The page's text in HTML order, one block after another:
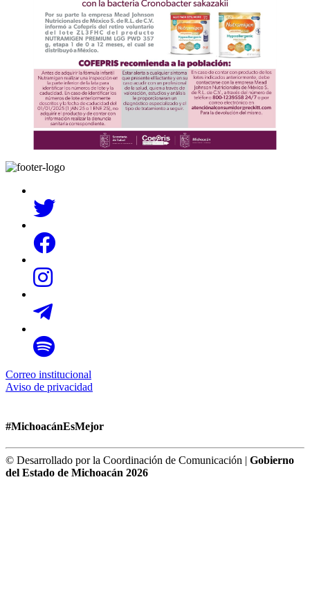
Correo institucional
Aviso de privacidad
#MichoacánEsMejor
© Desarrollado por la Coordinación de Comunicación | Gobierno
del Estado de Michoacán 2026